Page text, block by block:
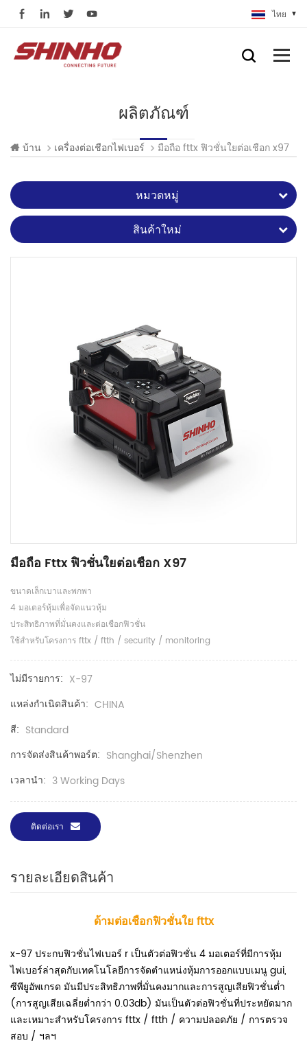
ไทย
ผลิตภัณฑ์
บ้าน เครื่องต่อเชือกไฟเบอร์ มือถือ fttx ฟิวชั่นใยต่อเชือก x97
หมวดหมู่
สินค้าใหม่
มือถือ Fttx ฟิวชั่นใยต่อเชือก X97
ขนาดเล็กเบาและพกพา
4 มอเตอร์หุ้มเพื่อจัดแนวหุ้ม
ประสิทธิภาพที่มั่นคงและต่อเชือกฟิวชั่น
ใช้สำหรับโครงการ fttx / ftth / security / monitoring
ไม่มีรายการ: X-97
แหล่งกำเนิดสินค้า: CHINA
สี: Standard
การจัดส่งสินค้าพอร์ต: Shanghai/Shenzhen
เวลานำ: 3 Working Days
ติดต่อเรา
รายละเอียดสินค้า
ด้ามต่อเชือกฟิวชั่นใย fttx
x-97 ประกบฟิวชั่นไฟเบอร์ r เป็นตัวต่อฟิวชั่น 4 มอเตอร์ที่มีการหุ้ม
ไฟเบอร์ล่าสุดกับเทคโนโลยีการจัดตำแหน่งหุ้มการออกแบบเมนู gui,
ซีพียูอัพเกรด มันมีประสิทธิภาพที่มั่นคงมากและการสูญเสียฟิวชั่นต่ำ
(การสูญเสียเฉลี่ยต่ำกว่า 0.03db) มันเป็นตัวต่อฟิวชั่นที่ประหยัดมาก
และเหมาะสำหรับโครงการ fttx / ftth / ความปลอดภัย / การตรวจ
สอบ / ฯลฯ